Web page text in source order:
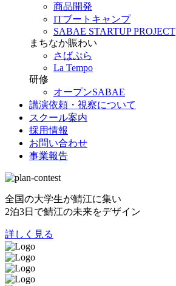
商品開発
ITブートキャンプ
SABAE STARTUP PROJECT
まちなか賑わい
さばぷら
La Tempo
研修
オープンSABAE
講演依頼・視察について
スクール案内
採用情報
お問い合わせ
事業報告
全国の大学生が鯖江に集い
2泊3日で鯖江の未来をデザイン
詳しく見る